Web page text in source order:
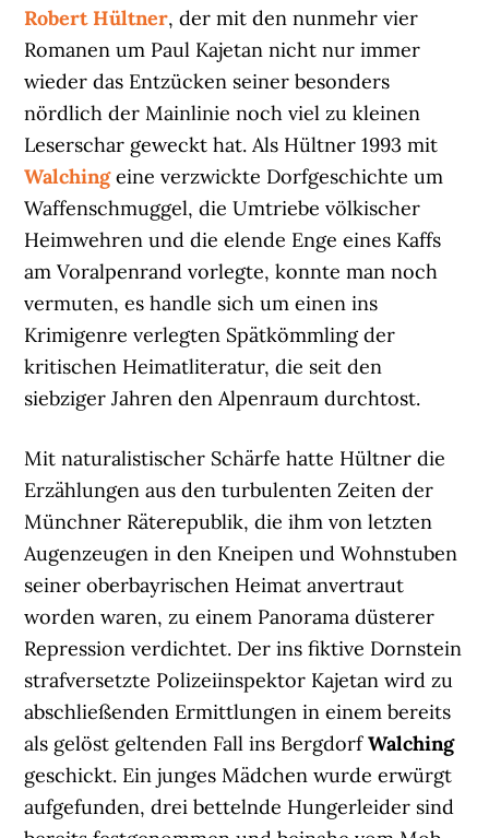
Robert Hültner, der mit den nunmehr vier
Romanen um Paul Kajetan nicht nur immer
wieder das Entzücken seiner besonders
nördlich der Mainlinie noch viel zu kleinen
Leserschar geweckt hat. Als Hültner 1993 mit
Walchingeine verzwickte Dorfgeschichte um
Waffenschmuggel, die Umtriebe völkischer
Heimwehren und die elende Enge eines Kaffs
am Voralpenrand vorlegte, konnte man noch
vermuten, es handle sich um einen ins
Krimigenre verlegten Spätkömmling der
kritischen Heimatliteratur, die seit den
siebziger Jahren den Alpenraum durchtost.
Mit naturalistischer Schärfe hatte Hültner die
Erzählungen aus den turbulenten Zeiten der
Münchner Räterepublik, die ihm von letzten
Augenzeugen in den Kneipen und Wohnstuben
seiner oberbayrischen Heimat anvertraut
worden waren, zu einem Panorama düsterer
Repression verdichtet. Der ins fiktive Dornstein
strafversetzte Polizeiinspektor Kajetan wird zu
abschließenden Ermittlungen in einem bereits
als gelöst geltenden Fall ins BergdorfWalching
geschickt. Ein junges Mädchen wurde erwürgt
aufgefunden, drei bettelnde Hungerleider sind